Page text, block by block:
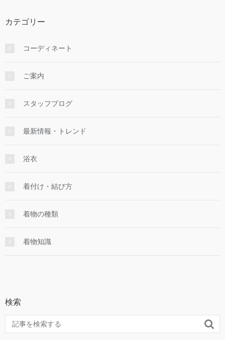
カテゴリー
コーディネート
ご案内
スタッフブログ
最新情報・トレンド
浴衣
着付け・結び方
着物の種類
着物知識
検索
